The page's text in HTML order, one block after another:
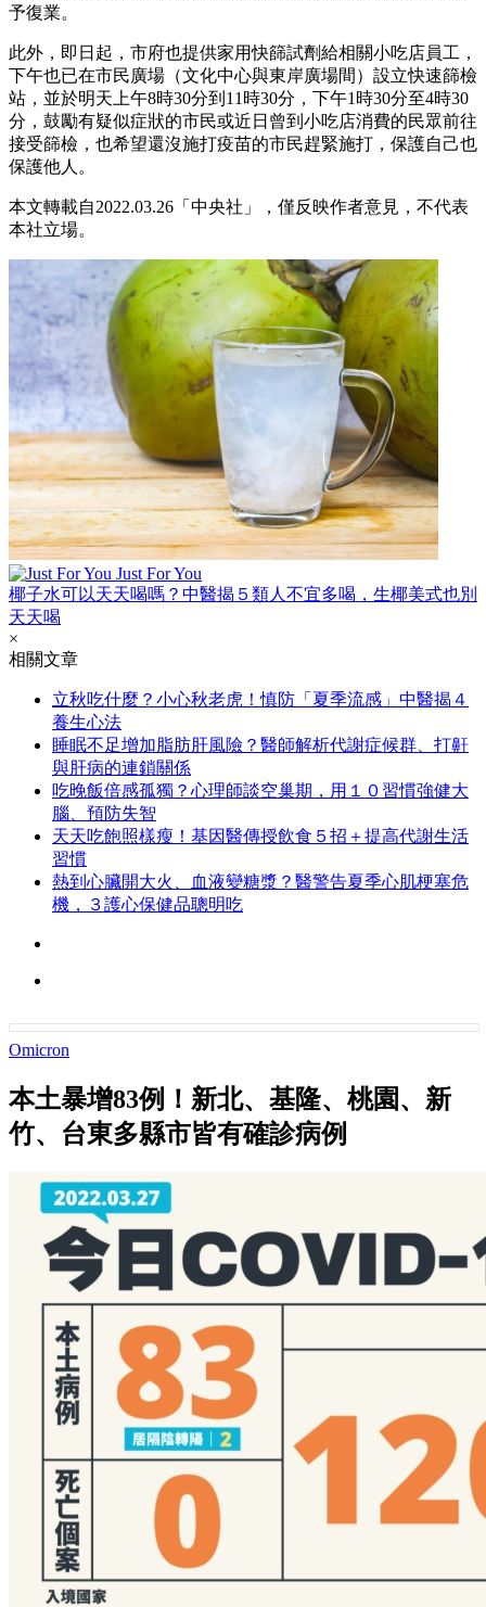
予復業。
此外，即日起，市府也提供家用快篩試劑給相關小吃店員工，
下午也已在市民廣場（文化中心與東岸廣場間）設立快速篩檢
站，並於明天上午8時30分到11時30分，下午1時30分至4時30
分，鼓勵有疑似症狀的市民或近日曾到小吃店消費的民眾前往
接受篩檢，也希望還沒施打疫苗的市民趕緊施打，保護自己也
保護他人。
本文轉載自2022.03.26「中央社」，僅反映作者意見，不代表
本社立場。
Just For You
椰子水可以天天喝嗎？中醫揭５類人不宜多喝，生椰美式也別
天天喝
×
相關文章
立秋吃什麼？小心秋老虎！慎防「夏季流感」中醫揭４
養生心法
睡眠不足增加脂肪肝風險？醫師解析代謝症候群、打鼾
與肝病的連鎖關係
吃晚飯倍感孤獨？心理師談空巢期，用１０習慣強健大
腦、預防失智
天天吃飽照樣瘦！基因醫傳授飲食５招＋提高代謝生活
習慣
熱到心臟開大火、血液變糖漿？醫警告夏季心肌梗塞危
機，３護心保健品聰明吃
Omicron
本土暴增83例！新北、基隆、桃園、新
竹、台東多縣市皆有確診病例